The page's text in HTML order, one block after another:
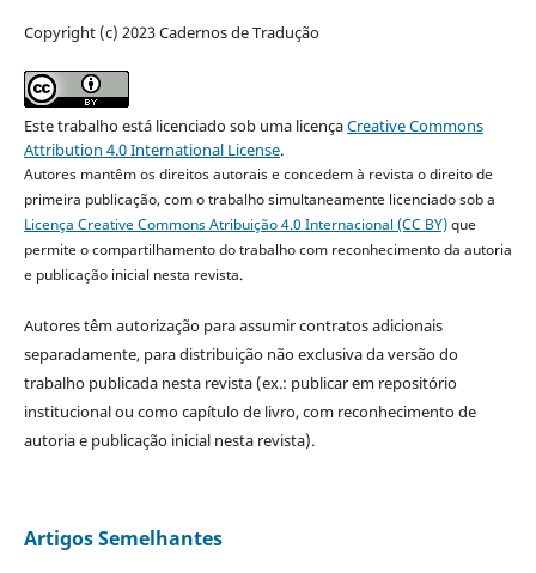
Copyright (c) 2023 Cadernos de Tradução
Este trabalho está licenciado sob uma licençaCreative Commons
Attribution 4.0 International License.
Autores mantêm os direitos autorais e concedem à revista o direito de
primeira publicação, com o trabalho simultaneamente licenciado sob a
Licença Creative Commons Atribuição 4.0 Internacional (CC BY)que
permite o compartilhamento do trabalho com reconhecimento da autoria
e publicação inicial nesta revista.
Autores têm autorização para assumir contratos adicionais
separadamente, para distribuição não exclusiva da versão do
trabalho publicada nesta revista (ex.: publicar em repositório
institucional ou como capítulo de livro, com reconhecimento de
autoria e publicação inicial nesta revista).
Artigos Semelhantes